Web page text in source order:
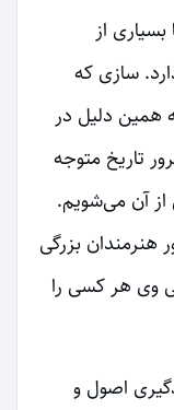
از
سازی که
همین دلیل در
تاریخ متوجه
آن می‌شویم.
هنرمندان بزرگی
وی هر کسی را
اصول و